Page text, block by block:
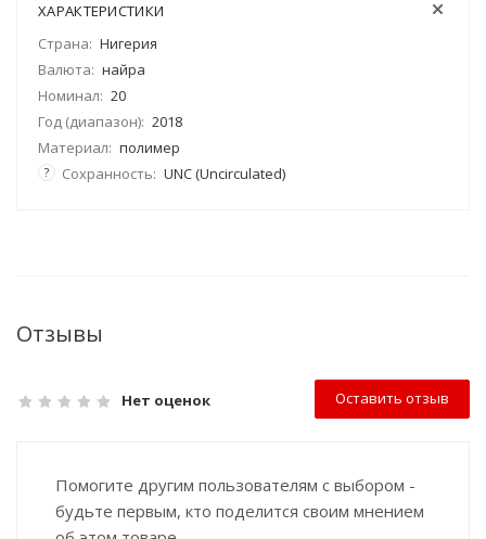
ХАРАКТЕРИСТИКИ
Страна: Нигерия
Валюта: найра
Номинал: 20
Год (диапазон): 2018
Материал: полимер
? Сохранность: UNC (Uncirculated)
Отзывы
Нет оценок Оставить отзыв
Помогите другим пользователям с выбором -
будьте первым, кто поделится своим мнением